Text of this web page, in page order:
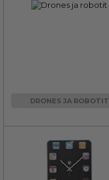
DRONES JA ROBOTIT